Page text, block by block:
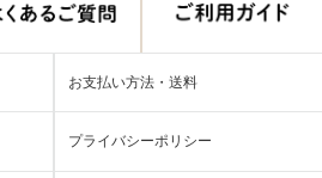
お支払い方法・送料
プライバシーポリシー